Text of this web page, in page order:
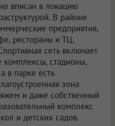
вписан в локацию
В районе
предприятия,
рестораны и ТЦ,
сеть включает
стадионы,
в парке есть
зона
и даже собственный
комплекс
и детских садов.